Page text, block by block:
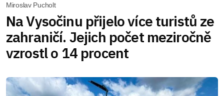
Miroslav Pucholt
Na Vysočinu přijelo více turistů ze
zahraničí. Jejich počet meziročně
vzrostl o 14 procent